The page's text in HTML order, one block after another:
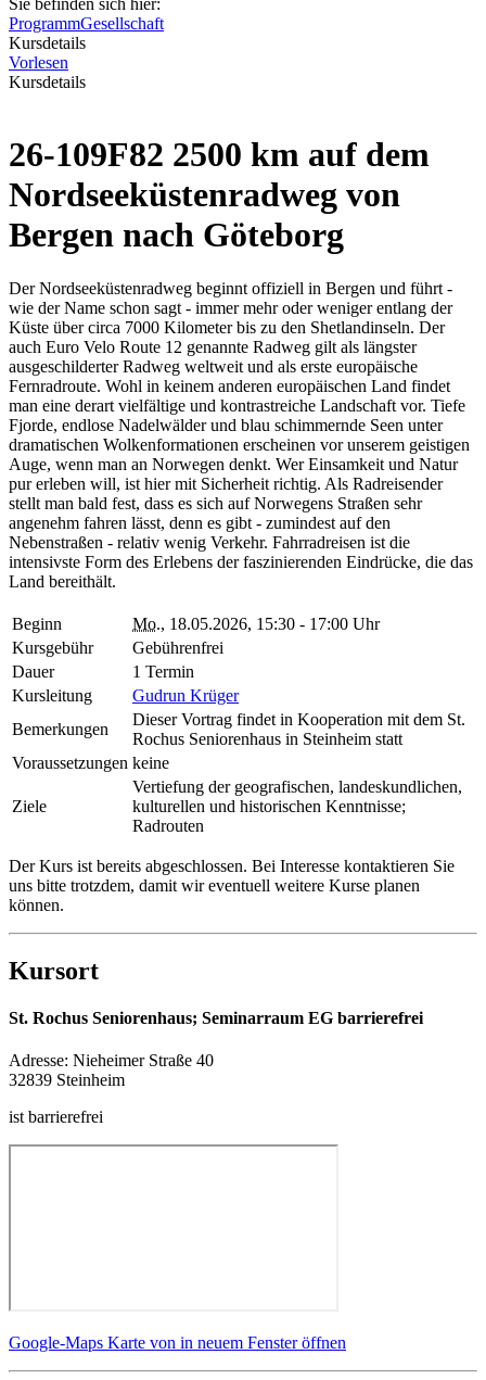
Sie befinden sich hier:
ProgrammGesellschaft
Kursdetails
Vorlesen
Kursdetails
26-109F82 2500 km auf dem
Nordseeküstenradweg von
Bergen nach Göteborg
Der Nordseeküstenradweg beginnt offiziell in Bergen und führt -
wie der Name schon sagt - immer mehr oder weniger entlang der
Küste über circa 7000 Kilometer bis zu den Shetlandinseln. Der
auch Euro Velo Route 12 genannte Radweg gilt als längster
ausgeschilderter Radweg weltweit und als erste europäische
Fernradroute. Wohl in keinem anderen europäischen Land findet
man eine derart vielfältige und kontrastreiche Landschaft vor. Tiefe
Fjorde, endlose Nadelwälder und blau schimmernde Seen unter
dramatischen Wolkenformationen erscheinen vor unserem geistigen
Auge, wenn man an Norwegen denkt. Wer Einsamkeit und Natur
pur erleben will, ist hier mit Sicherheit richtig. Als Radreisender
stellt man bald fest, dass es sich auf Norwegens Straßen sehr
angenehm fahren lässt, denn es gibt - zumindest auf den
Nebenstraßen - relativ wenig Verkehr. Fahrradreisen ist die
intensivste Form des Erlebens der faszinierenden Eindrücke, die das
Land bereithält.
Beginn Mo., 18.05.2026, 15:30 - 17:00 Uhr
Kursgebühr
Gebührenfrei
Dauer
1 Termin
Kursleitung
Gudrun Krüger
Bemerkungen
Dieser Vortrag findet in Kooperation mit dem St.
Rochus Seniorenhaus in Steinheim statt
Voraussetzungen keine
Ziele
Vertiefung der geografischen, landeskundlichen,
kulturellen und historischen Kenntnisse;
Radrouten
Der Kurs ist bereits abgeschlossen. Bei Interesse kontaktieren Sie
uns bitte trotzdem, damit wir eventuell weitere Kurse planen
können.
Kursort
St. Rochus Seniorenhaus; Seminarraum EG barrierefrei
Adresse: Nieheimer Straße 40
32839 Steinheim
ist barrierefrei
Google-Maps Karte von in neuem Fenster öffnen